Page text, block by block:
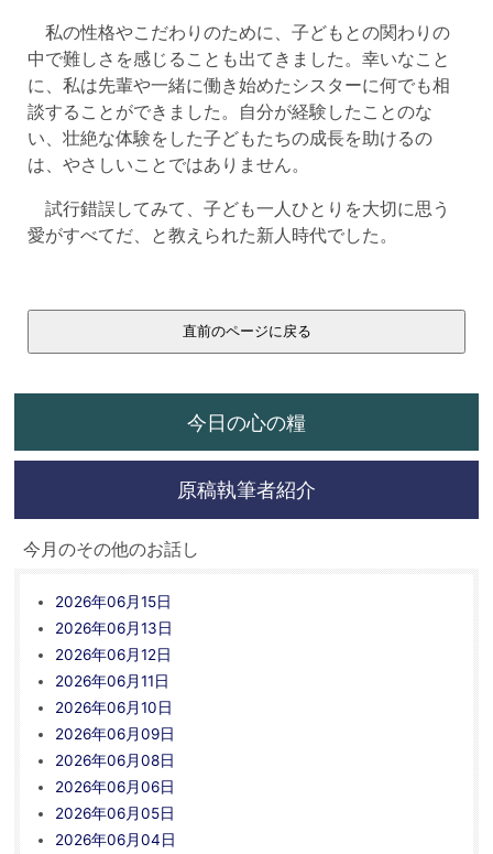
私の性格やこだわりのために、子どもとの関わりの
中で難しさを感じることも出てきました。幸いなこと
に、私は先輩や一緒に働き始めたシスターに何でも相
談することができました。自分が経験したことのな
い、壮絶な体験をした子どもたちの成長を助けるの
は、やさしいことではありません。
試行錯誤してみて、子ども一人ひとりを大切に思う
愛がすべてだ、と教えられた新人時代でした。
今日の心の糧
原稿執筆者紹介
今月のその他のお話し
2026年06月15日
2026年06月13日
2026年06月12日
2026年06月11日
2026年06月10日
2026年06月09日
2026年06月08日
2026年06月06日
2026年06月05日
2026年06月04日